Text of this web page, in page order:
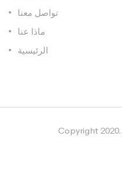
تواصل معنا
ماذا عنا
الرئيسية
Copyright